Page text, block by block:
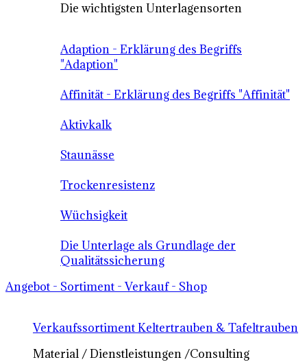
Die wichtigsten Unterlagensorten
Adaption - Erklärung des Begriffs
"Adaption"
Affinität - Erklärung des Begriffs "Affinität"
Aktivkalk
Staunässe
Trockenresistenz
Wüchsigkeit
Die Unterlage als Grundlage der
Qualitätssicherung
Angebot - Sortiment - Verkauf - Shop
Verkaufssortiment Keltertrauben & Tafeltrauben
Material / Dienstleistungen /Consulting